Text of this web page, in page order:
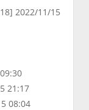
2022/11/15
21:17
08:04